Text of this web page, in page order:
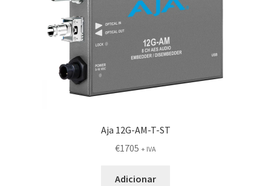
Aja 12G-AM-T-ST
€1705 + IVA
Adicionar